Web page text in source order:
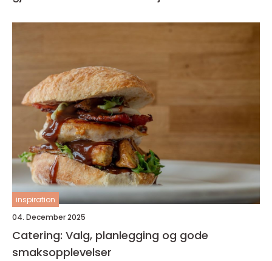
inspiration
04. December 2025
Catering: Valg, planlegging og gode
smaksopplevelser